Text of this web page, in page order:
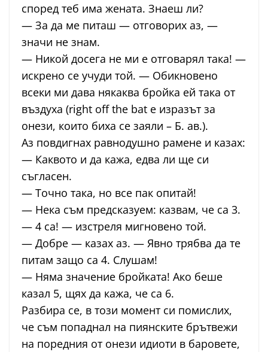
според теб има жената. Знаеш ли?
— За да ме питаш — отговорих аз, —
значи не знам.
— Никой досега не ми е отговарял така! —
искрено се учуди той. — Обикновено
всеки ми дава някаква бройка ей така от
въздуха (right off the bat е изразът за
онези, които биха се заяли – Б. ав.).
Аз повдигнах равнодушно рамене и казах:
— Каквото и да кажа, едва ли ще си
съгласен.
— Точно така, но все пак опитай!
— Нека съм предсказуем: казвам, че са 3.
— 4 са! — изстреля мигновено той.
— Добре — казах аз. — Явно трябва да те
питам защо са 4. Слушам!
— Няма значение бройката! Ако беше
казал 5, щях да кажа, че са 6.
Разбира се, в този момент си помислих,
че съм попаднал на пиянските брътвежи
на поредния от онези идиоти в баровете,